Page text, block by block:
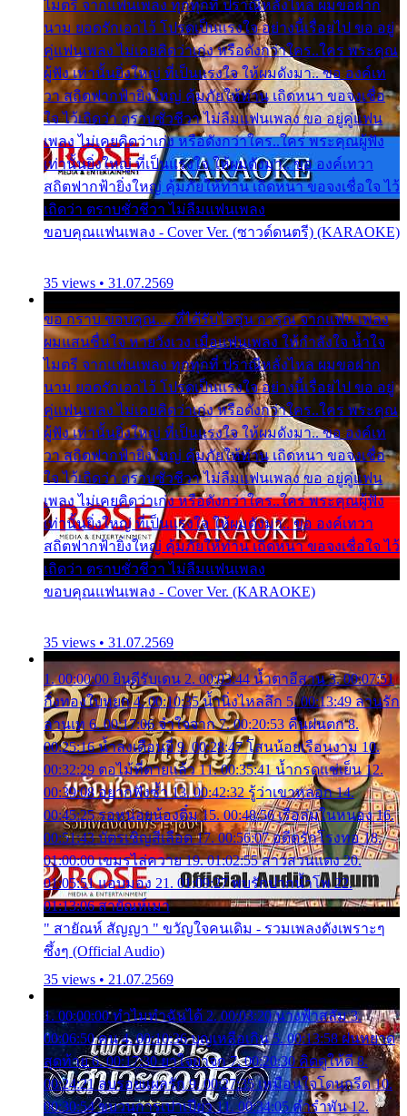
ไมตรี จากแฟนเพลง ทุกทุกที่ ปราณีหลั่งไหล ผมขอฝาก
นาม ยอดรักเอาไว้ โปรดเป็นแรงใจ อย่างนี้เรื่อยไป ขอ อยู่
คู่แฟนเพลง ไม่เคยคิดว่าเก่ง หรือดังกว่าใคร..ใคร พระคุณ
ผู้ฟัง เท่านั้นยิ่งใหญ่ ที่เป็นแรงใจ ให้ผมดังมา.. ขอ องค์เท
วา สถิตฟากฟ้ายิ่งใหญ่ คุ้มภัยให้ท่าน เถิดหนา ขอจงเชื่อ
ใจ ไว้เถิดว่า ตราบชั่วชีวา ไม่ลืมแฟนเพลง ขอ อยู่คู่แฟน
เพลง ไม่เคยคิดว่าเก่ง หรือดังกว่าใคร..ใคร พระคุณผู้ฟัง
เท่านั้นยิ่งใหญ่ ที่เป็นแรงใจ ให้ผมดังมา.. ขอ องค์เทวา
สถิตฟากฟ้ายิ่งใหญ่ คุ้มภัยให้ท่าน เถิดหนา ขอจงเชื่อใจ ไว้
เถิดว่า ตราบชั่วชีวา ไม่ลืมแฟนเพลง
ขอบคุณแฟนเพลง - Cover Ver. (ซาวด์ดนตรี) (KARAOKE)
35 views • 31.07.2569
ขอ กราบ ขอบคุณ.... ที่ได้รับไออุ่น การุณ จากแฟน เพลง
ผมแสนชื่นใจ หายวังเวง เมื่อแฟนเพลง ให้กำลังใจ น้ำใจ
ไมตรี จากแฟนเพลง ทุกทุกที่ ปราณีหลั่งไหล ผมขอฝาก
นาม ยอดรักเอาไว้ โปรดเป็นแรงใจ อย่างนี้เรื่อยไป ขอ อยู่
คู่แฟนเพลง ไม่เคยคิดว่าเก่ง หรือดังกว่าใคร..ใคร พระคุณ
ผู้ฟัง เท่านั้นยิ่งใหญ่ ที่เป็นแรงใจ ให้ผมดังมา.. ขอ องค์เท
วา สถิตฟากฟ้ายิ่งใหญ่ คุ้มภัยให้ท่าน เถิดหนา ขอจงเชื่อ
ใจ ไว้เถิดว่า ตราบชั่วชีวา ไม่ลืมแฟนเพลง ขอ อยู่คู่แฟน
เพลง ไม่เคยคิดว่าเก่ง หรือดังกว่าใคร..ใคร พระคุณผู้ฟัง
เท่านั้นยิ่งใหญ่ ที่เป็นแรงใจ ให้ผมดังมา.. ขอ องค์เทวา
สถิตฟากฟ้ายิ่งใหญ่ คุ้มภัยให้ท่าน เถิดหนา ขอจงเชื่อใจ ไว้
เถิดว่า ตราบชั่วชีวา ไม่ลืมแฟนเพลง
ขอบคุณแฟนเพลง - Cover Ver. (KARAOKE)
35 views • 31.07.2569
1. 00:00:00 ยินดีรับเดน 2. 00:03:44 น้ำตาอีสาน 3. 00:07:51
กิ่งทองใบหยก 4. 00:10:35 น้ำนิ่งไหลลึก 5. 00:13:49 ลานรัก
ลานเท 6. 00:17:06 จำใจจาก 7. 00:20:53 คืนฝนตก 8.
00:25:16 น้ำลงเดือนยี่ 9. 00:28:47 โสนน้อยเรือนงาม 10.
00:32:29 ตอไม้ที่ตายแล้ว 11. 00:35:41 น้ำกรดแช่เย็น 12.
00:39:08 อยากฟังซ้ำ 13. 00:42:32 รู้ว่าเขาหลอก 14.
00:45:25 รอหน่อยน้องติ๋ม 15. 00:48:56 เรือล่มในหนอง 16.
00:51:43 บัตรเชิญสีเลือด 17. 00:56:07 อดีตรักโรงทอ 18.
01:00:00 เขมรไล่ควาย 19. 01:02:55 สาวสวนแตง 20.
01:05:51 แอบมอง 21. 01:09:27 พบรักปากน้ำโพ 22.
01:13:06 สายัณห์เมา
" สายัณห์ สัญญา " ขวัญใจคนเดิม - รวมเพลงดังเพราะๆ
ซึ้งๆ (Official Audio)
35 views • 21.07.2569
1. 00:00:00 ทำไมทำฉันได้ 2. 00:03:20 นางฟ้าสลัม 3.
00:06:50 คน 4. 00:10:36 บุญเหลือเกิน 5. 00:13:58 ฝนหยาด
สุดท้าย 6. 00:17:30 ยาใจยาจก 7. 00:20:30 คิดดูให้ดี 8.
00:24:21 ลบรอยแผลรัก 9. 00:27:35 เหมือนใจโดนกรีด 10.
00:30:54 ขบวนการเปาเปียว 11. 00:34:05 คำรำพัน 12.